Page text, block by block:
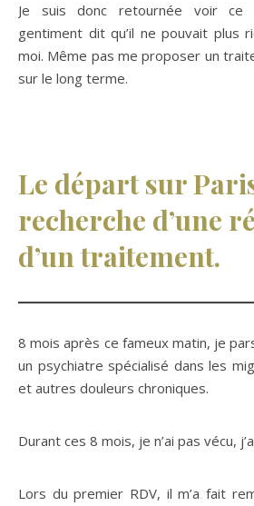
Je suis donc retournée voir ce
gentiment dit qu’il ne pouvait plus
moi. Même pas me proposer un
sur le long terme.
Le départ sur
recherche d’une
d’un traitement.
8 mois après ce fameux matin, je
un psychiatre spécialisé dans les
et autres douleurs chroniques.
Durant ces 8 mois, je n’ai pas vécu,
Lors du premier RDV, il m’a fait